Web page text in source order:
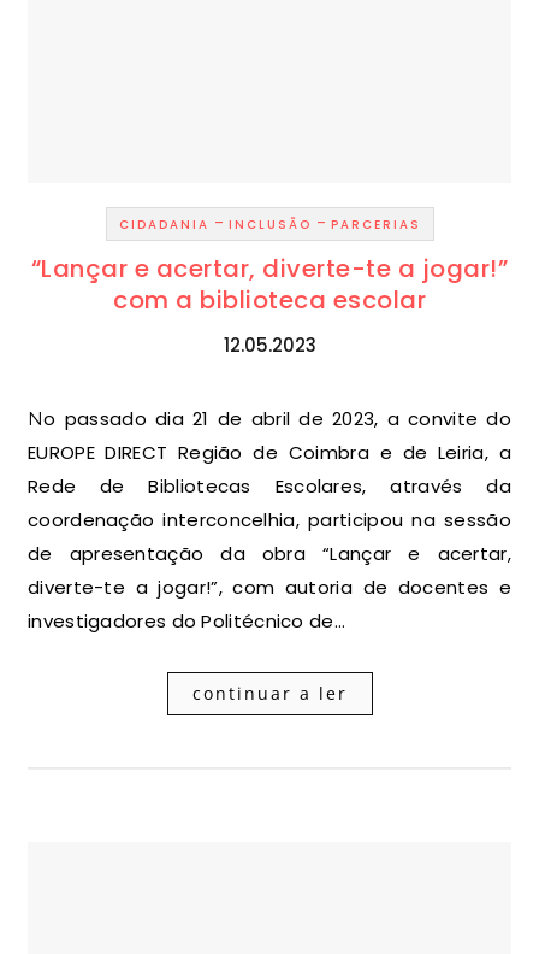
CIDADANIA - INCLUSÃO - PARCERIAS
“Lançar e acertar, diverte-te a jogar!”
com a biblioteca escolar
12.05.2023
No passado dia 21 de abril de 2023, a convite do
EUROPE DIRECT Região de Coimbra e de Leiria, a
Rede de Bibliotecas Escolares, através da
coordenação interconcelhia, participou na sessão
de apresentação da obra “Lançar e acertar,
diverte-te a jogar!”, com autoria de docentes e
investigadores do Politécnico de…
continuar a ler